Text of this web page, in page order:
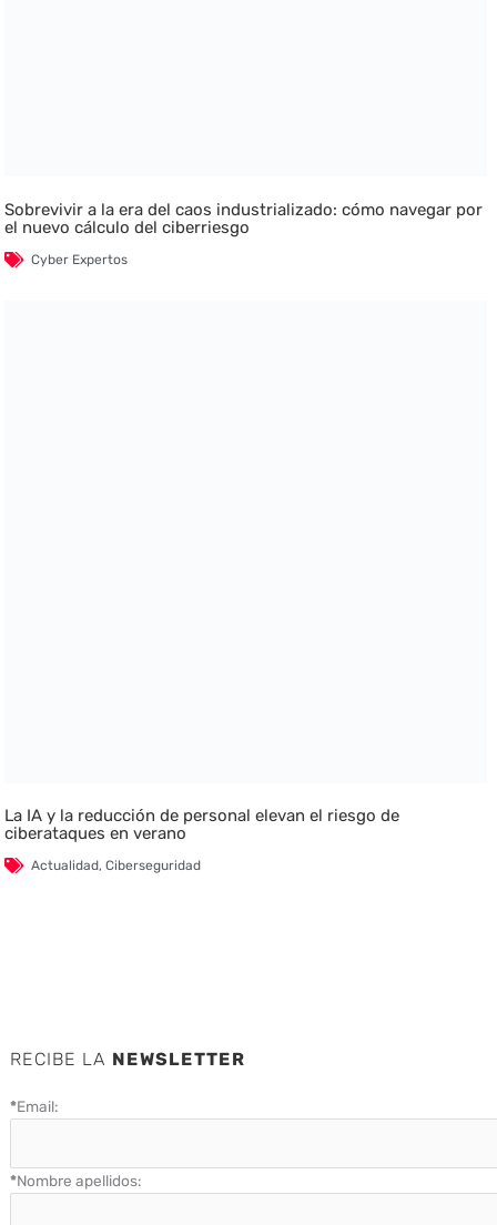
Sobrevivir a la era del caos industrializado: cómo navegar por
el nuevo cálculo del ciberriesgo
Cyber Expertos
La IA y la reducción de personal elevan el riesgo de
ciberataques en verano
Actualidad,Ciberseguridad
RECIBE LA NEWSLETTER
*Email:
*Nombre apellidos: